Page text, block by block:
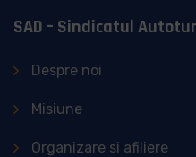
SAD – Sindicatul
Despre noi
Misiune
Organizare si afiliere